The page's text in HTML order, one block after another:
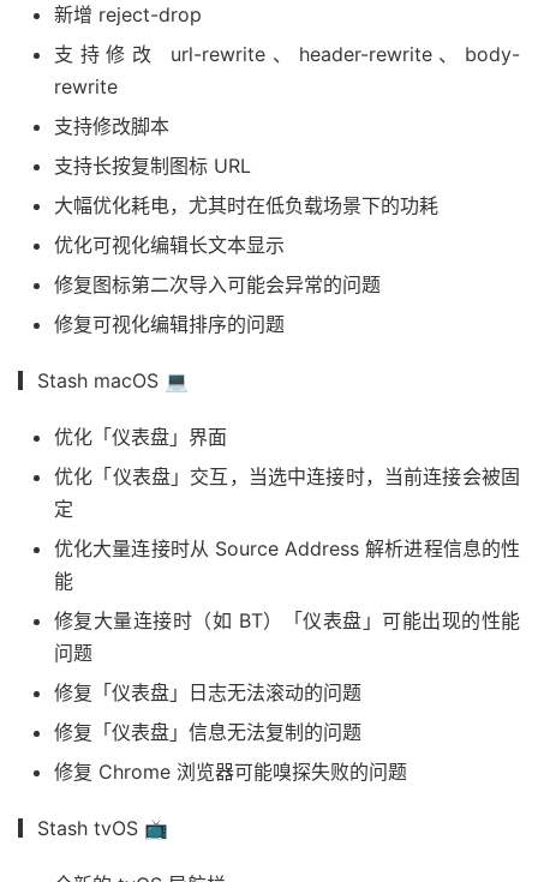
新增 reject-drop
支持修改 url-rewrite、header-rewrite、body-
rewrite
支持修改脚本
支持长按复制图标 URL
大幅优化耗电，尤其时在低负载场景下的功耗
优化可视化编辑长文本显示
修复图标第二次导入可能会异常的问题
修复可视化编辑排序的问题
▎Stash macOS 💻
优化「仪表盘」界面
优化「仪表盘」交互，当选中连接时，当前连接会被固
定
优化大量连接时从 Source Address 解析进程信息的性
能
修复大量连接时（如 BT）「仪表盘」可能出现的性能
问题
修复「仪表盘」日志无法滚动的问题
修复「仪表盘」信息无法复制的问题
修复 Chrome 浏览器可能嗅探失败的问题
▎Stash tvOS 📺